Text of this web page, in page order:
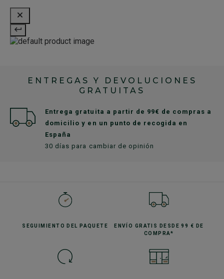
ENTREGAS Y DEVOLUCIONES
GRATUITAS
Entrega gratuita a partir de 99€ de compras a
domicilio y en un punto de recogida en
España
30 días para cambiar de opinión
SEGUIMIENTO DEL PAQUETE ENVÍO GRATIS
DESDE 99 € DE
COMPRA*